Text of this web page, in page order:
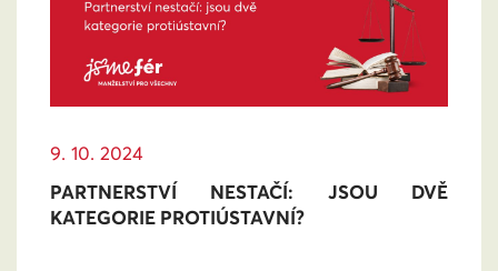
9. 10. 2024
PARTNERSTVÍ NESTAČÍ: JSOU DVĚ
KATEGORIE PROTIÚSTAVNÍ?